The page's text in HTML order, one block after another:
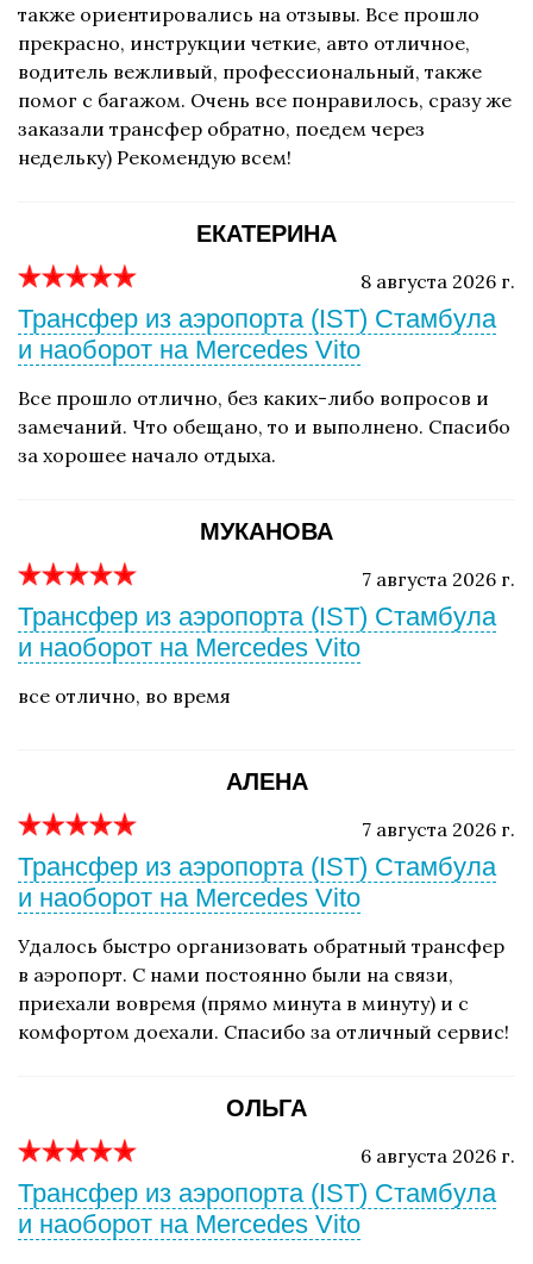
также ориентировались на отзывы. Все прошло
прекрасно, инструкции четкие, авто отличное,
водитель вежливый, профессиональный, также
помог с багажом. Очень все понравилось, сразу же
заказали трансфер обратно, поедем через
недельку) Рекомендую всем!
ЕКАТЕРИНА
8 августа 2026 г.
Трансфер из аэропорта (IST) Стамбула
и наоборот на Mercedes Vito
Все прошло отлично, без каких-либо вопросов и
замечаний. Что обещано, то и выполнено. Спасибо
за хорошее начало отдыха.
МУКАНОВА
7 августа 2026 г.
Трансфер из аэропорта (IST) Стамбула
и наоборот на Mercedes Vito
все отлично, во время
АЛЕНА
7 августа 2026 г.
Трансфер из аэропорта (IST) Стамбула
и наоборот на Mercedes Vito
Удалось быстро организовать обратный трансфер
в аэропорт. С нами постоянно были на связи,
приехали вовремя (прямо минута в минуту) и с
комфортом доехали. Спасибо за отличный сервис!
ОЛЬГА
6 августа 2026 г.
Трансфер из аэропорта (IST) Стамбула
и наоборот на Mercedes Vito